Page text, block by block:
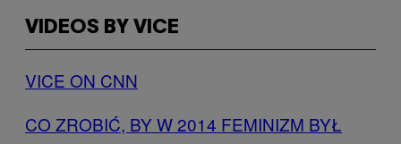
VIDEOS BY VICE
VICE ON CNN
CO ZROBIĆ, BY W 2014 FEMINIZM BYŁ